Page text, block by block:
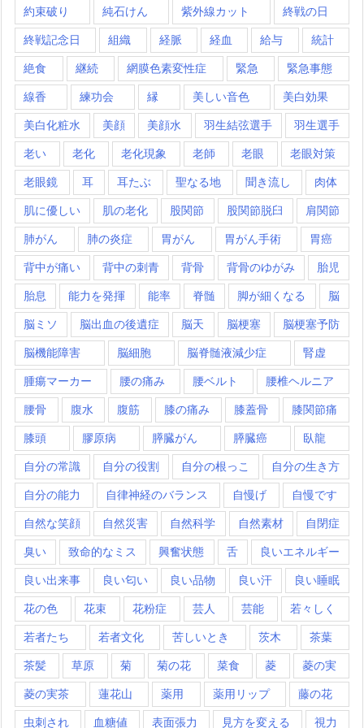
約束破り 純石けん 紫外線カット 終戦の日
終戦記念日 組織 経脈 経血 給与 統計
絶食 継続 網膜色素変性症 緊急 緊急事態
線香 練功会 縁 美しい音色 美白効果
美白化粧水 美顔 美顔水 羽生結弦選手 羽生選手
老い 老化 老化現象 老師 老眼 老眼対策
老眼鏡 耳 耳たぶ 聖なる地 聞き流し 肉体
肌に優しい 肌の老化 股関節 股関節脱臼 肩関節
肺がん 肺の炎症 胃がん 胃がん手術 胃癌
背中が痛い 背中の刺青 背骨 背骨のゆがみ 胎児
胎息 能力を発揮 能率 脊髄 脚が細くなる 脳
脳ミソ 脳出血の後遺症 脳天 脳梗塞 脳梗塞予防
脳機能障害 脳細胞 脳脊髄液減少症 腎虚
腫瘍マーカー 腰の痛み 腰ベルト 腰椎ヘルニア
腰骨 腹水 腹筋 膝の痛み 膝蓋骨 膝関節痛
膝頭 膠原病 膵臓がん 膵臓癌 臥龍
自分の常識 自分の役割 自分の根っこ 自分の生き方
自分の能力 自律神経のバランス 自慢げ 自慢です
自然な笑顔 自然災害 自然科学 自然素材 自閉症
臭い 致命的なミス 興奮状態 舌 良いエネルギー
良い出来事 良い匂い 良い品物 良い汗 良い睡眠
花の色 花束 花粉症 芸人 芸能 若々しく
若者たち 若者文化 苦しいとき 茨木 茶葉
茶髪 草原 菊 菊の花 菜食 菱 菱の実
菱の実茶 蓮花山 薬用 薬用リップ 藤の花
虫刺され 血糖値 表面張力 見方を変える 視力